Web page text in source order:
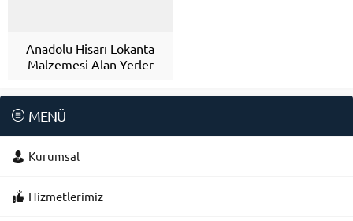
Anadolu Hisarı Lokanta
Malzemesi Alan Yerler
MENÜ
Kurumsal
Hizmetlerimiz